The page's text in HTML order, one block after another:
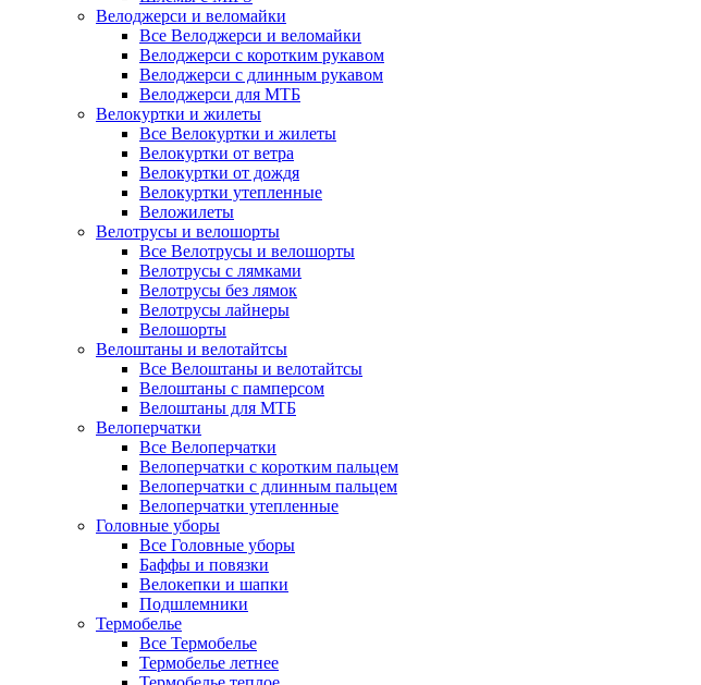
Велоджерси и веломайки
Все Велоджерси и веломайки
Велоджерси с коротким рукавом
Велоджерси с длинным рукавом
Велоджерси для МТБ
Велокуртки и жилеты
Все Велокуртки и жилеты
Велокуртки от ветра
Велокуртки от дождя
Велокуртки утепленные
Веложилеты
Велотрусы и велошорты
Все Велотрусы и велошорты
Велотрусы с лямками
Велотрусы без лямок
Велотрусы лайнеры
Велошорты
Велоштаны и велотайтсы
Все Велоштаны и велотайтсы
Велоштаны с памперсом
Велоштаны для МТБ
Велоперчатки
Все Велоперчатки
Велоперчатки с коротким пальцем
Велоперчатки с длинным пальцем
Велоперчатки утепленные
Головные уборы
Все Головные уборы
Баффы и повязки
Велокепки и шапки
Подшлемники
Термобелье
Все Термобелье
Термобелье летнее